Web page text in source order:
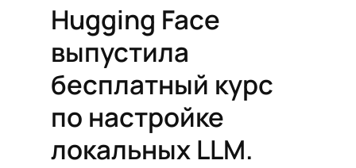
Hugging Face
выпустила
бесплатный курс
по настройке
локальных LLM.